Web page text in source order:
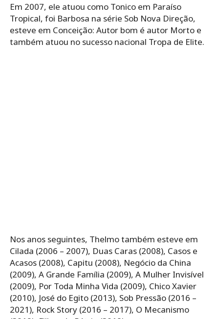
Em 2007, ele atuou como Tonico em Paraíso
Tropical, foi Barbosa na série Sob Nova Direção,
esteve em Conceição: Autor bom é autor Morto e
também atuou no sucesso nacional Tropa de Elite.
Nos anos seguintes, Thelmo também esteve em
Cilada (2006 – 2007), Duas Caras (2008), Casos e
Acasos (2008), Capitu (2008), Negócio da China
(2009), A Grande Família (2009), A Mulher Invisível
(2009), Por Toda Minha Vida (2009), Chico Xavier
(2010), José do Egito (2013), Sob Pressão (2016 –
2021), Rock Story (2016 – 2017), O Mecanismo